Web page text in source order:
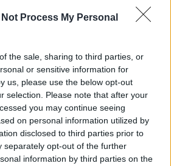
Not Process My Personal
the sale, sharing to third parties, or
or sensitive information for
us, please use the below opt-out
selection. Please note that after your
you may continue seeing
on personal information utilized by
disclosed to third parties prior to
separately opt-out of the further
information by third parties on the